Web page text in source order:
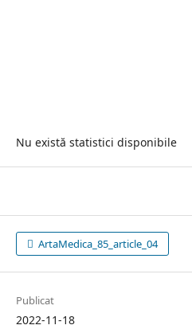
Nu există statistici disponibile
ArtaMedica_85_article_04
Publicat
2022-11-18